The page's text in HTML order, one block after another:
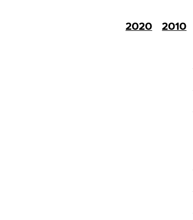
2020 2010